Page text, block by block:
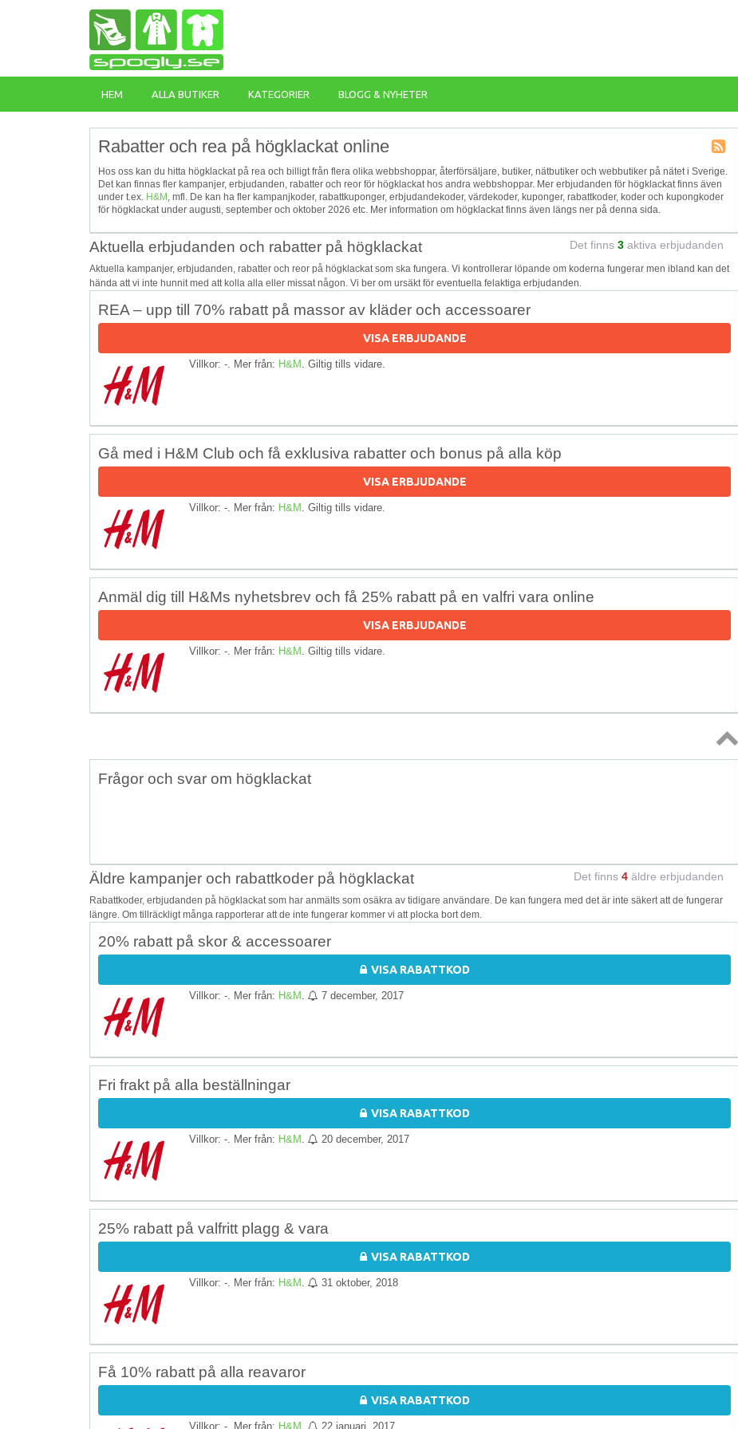
HEM ALLA BUTIKER KATEGORIER BLOGG & NYHETER
Tagg
RSS
Rabatter och rea på högklackat online
Hos oss kan du hitta högklackat på rea och billigt från flera olika webbshoppar, återförsäljare, butiker, nätbutiker och webbutiker på nätet i Sverige.
Det kan finnas fler kampanjer, erbjudanden, rabatter och reor för högklackat hos andra webbshoppar. Mer erbjudanden för högklackat finns även
under t.ex. H&M , mfl. De kan ha fler kampanjkoder, rabattkuponger, erbjudandekoder, värdekoder, kuponger, rabattkoder, koder och kupongkoder
för högklackat under augusti, september och oktober 2026 etc. Mer information om högklackat finns även längs ner på denna sida.
Aktuella erbjudanden och rabatter på högklackat Det finns 3 aktiva erbjudanden
Aktuella kampanjer, erbjudanden, rabatter och reor på högklackat som ska fungera. Vi kontrollerar löpande om koderna fungerar men ibland kan det
hända att vi inte hunnit med att kolla alla eller missat någon. Vi ber om ursäkt för eventuella felaktiga erbjudanden.
REA – upp till 70% rabatt på massor av kläder och accessoarer
VISA ERBJUDANDE
Villkor: -. Mer från: H&M . Giltig tills vidare.
Gå med i H&M Club och få exklusiva rabatter och bonus på alla köp
VISA ERBJUDANDE
Villkor: -. Mer från: H&M . Giltig tills vidare.
Anmäl dig till H&Ms nyhetsbrev och få 25% rabatt på en valfri vara online
VISA ERBJUDANDE
Villkor: -. Mer från: H&M . Giltig tills vidare.
Topp
Frågor och svar om högklackat
Äldre kampanjer och rabattkoder på högklackat Det finns 4 äldre erbjudanden
Rabattkoder, erbjudanden på högklackat som har anmälts som osäkra av tidigare användare. De kan fungera med det är inte säkert att de fungerar
längre. Om tillräckligt många rapporterar att de inte fungerar kommer vi att plocka bort dem.
20% rabatt på skor & accessoarer
VISA RABATTKOD
Villkor: -. Mer från: H&M 7 december, 2017
Fri frakt på alla beställningar
VISA RABATTKOD
Villkor: -. Mer från: H&M 20 december, 2017
25% rabatt på valfritt plagg & vara
VISA RABATTKOD
Villkor: -. Mer från: H&M 31 oktober, 2018
Få 10% rabatt på alla reavaror
VISA RABATTKOD
Villkor: -. Mer från: H&M 22 januari, 2017